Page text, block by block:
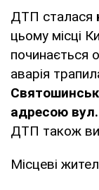
ДТП сталася
цьому місці
починається
аварія
адресою
ДТП також
Місцеві